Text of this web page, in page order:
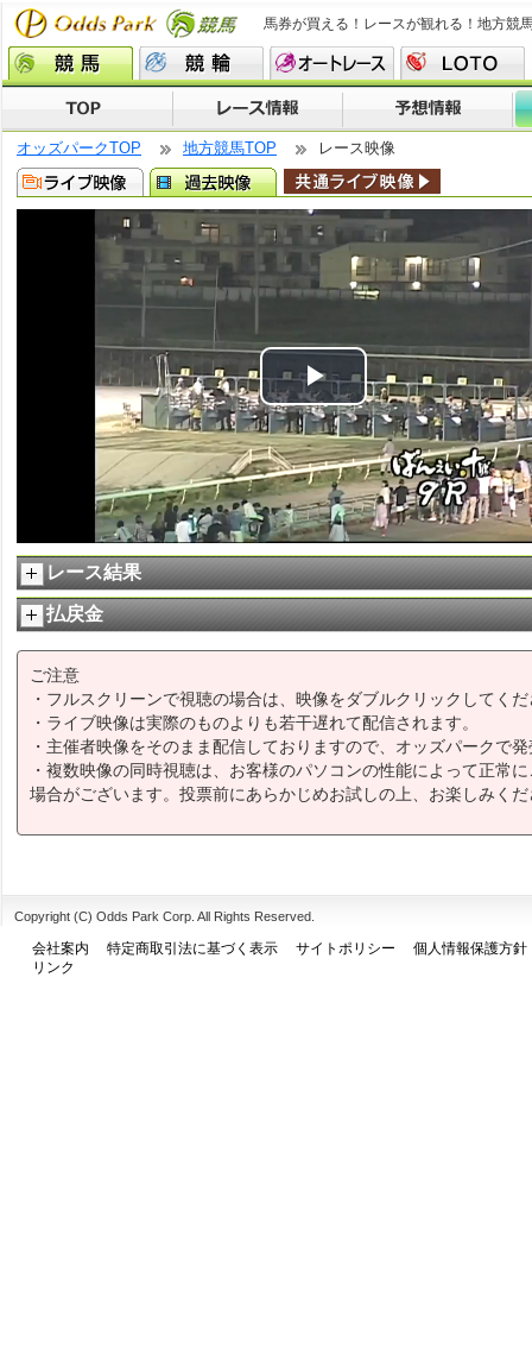
馬券が買える！レースが観れる！地方競
オッズパークTOP 地方競馬TOP レース映像
Play
Video
レース結果
払戻金
ご注意
・フルスクリーンで視聴の場合は、映像をダブルクリックしてく
・ライブ映像は実際のものよりも若干遅れて配信されます。
・主催者映像をそのまま配信しておりますので、オッズパークで
・複数映像の同時視聴は、お客様のパソコンの性能によって正常
場合がございます。投票前にあらかじめお試しの上、お楽しみく
Copyright (C) Odds Park Corp. All Rights Reserved.
会社案内 特定商取引法に基づく表示 サイトポリシー
個人情報保護方針
リンク